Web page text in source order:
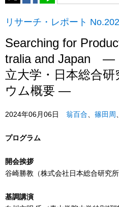
リサーチ・レポート
Searching for
tralia and Japan ―
立大学・日本総合
ウム概要 ―
2024年06月06日 翁百合 篠田周
プログラム
開会挨拶
谷崎勝教（株式会社日本総合研究所
基調講演